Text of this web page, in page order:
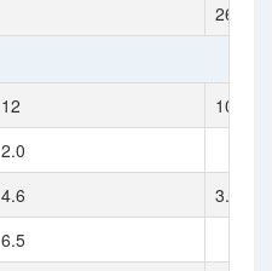
267
12
10.0
2.0
4.6
3.3
6.5